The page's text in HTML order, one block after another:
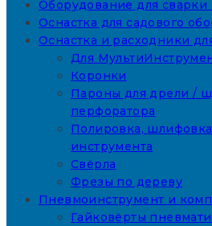
Оборудование для сварки
Оснастка для садового
Оснастка и расходники
Для
Коронки
Пароны для дрели /
перфоратора
Полировка, шлифовка
инструмента
Свёрла
Фрезы по дереву
Пневмоинструмент и
Гайковёрты